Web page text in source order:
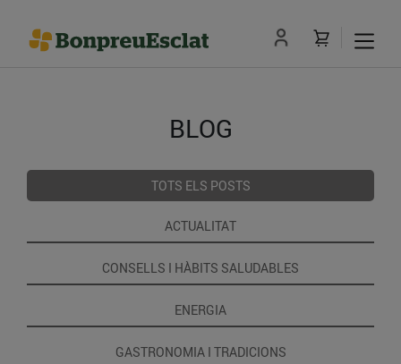
BLOG
TOTS ELS POSTS
ACTUALITAT
CONSELLS I HÀBITS SALUDABLES
ENERGIA
GASTRONOMIA I TRADICIONS